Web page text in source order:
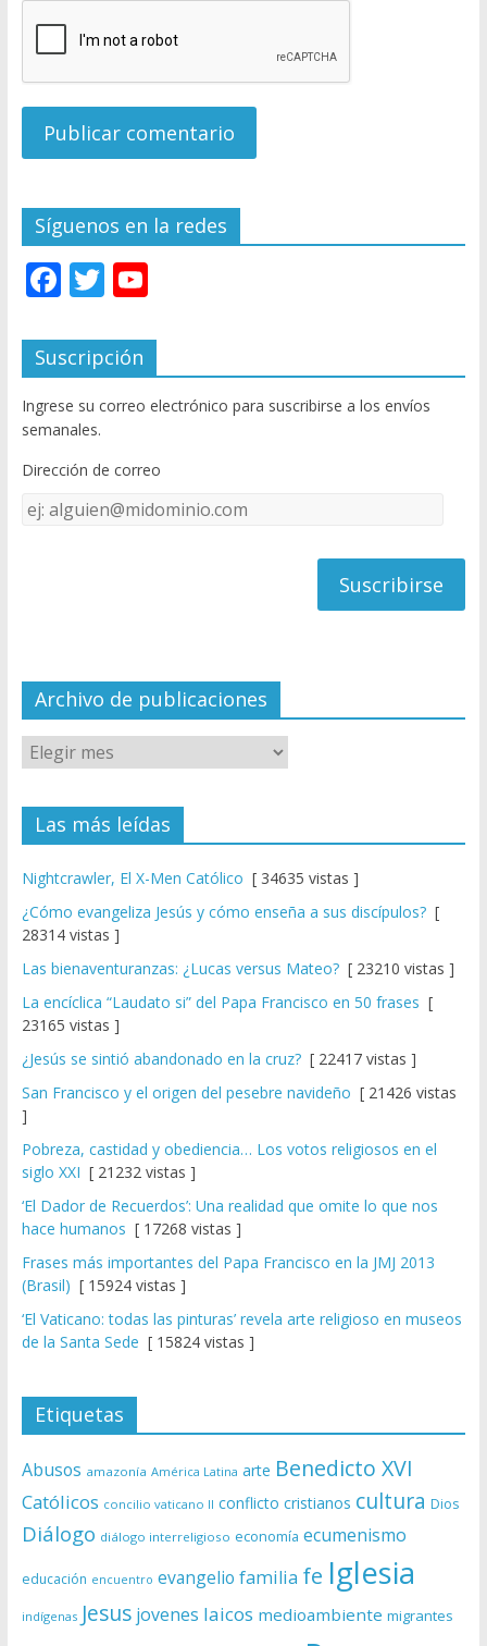
Síguenos en la redes
F
e
b
o
o
k
T
itt
er
Y
u
T
u
e
C
el
Suscripción
Ingrese su correo electrónico para suscribirse a los envíos
semanales.
Dirección de correo
Dirección
de
Archivo de publicaciones
Las más leídas
Nightcrawler, El X-Men Católico [ 34635 vistas ]
¿Cómo evangeliza Jesús y cómo enseña a sus discípulos?[
28314 vistas ]
Las bienaventuranzas: ¿Lucas versus Mateo?[ 23210 vistas ]
La encíclica “Laudato si” del Papa Francisco en 50 frases [
23165 vistas ]
¿Jesús se sintió abandonado en la cruz?[ 22417 vistas ]
San Francisco y el origen del pesebre navideño [ 21426 vistas
]
Pobreza, castidad y obediencia… Los votos religiosos en el
siglo XXI [ 21232 vistas ]
‘El Dador de Recuerdos’: Una realidad que omite lo que nos
hace humanos [ 17268 vistas ]
Frases más importantes del Papa Francisco en la JMJ 2013
(Brasil) [ 15924 vistas ]
‘El Vaticano: todas las pinturas’ revela arte religioso en museos
de la Santa Sede [ 15824 vistas ]
Etiquetas
Abusos amazonía América Latina arte Benedicto XVI
Católicos concilio vaticano II conflicto cristianos cultura Dios
Diálogo diálogo interreligioso economía ecumenismo
educación encuentro evangelio familia fe Iglesia
indígenas Jesus jovenes laicos medioambiente migrantes